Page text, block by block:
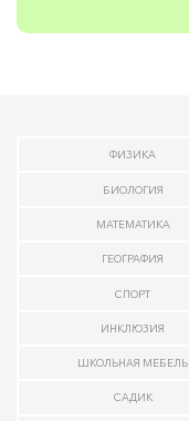
ФИЗИКА
БИОЛОГИЯ
МАТЕМАТИКА
ГЕОГРАФИЯ
СПОРТ
ИНКЛЮЗИЯ
ШКОЛЬНАЯ МЕБЕЛЬ
САДИК